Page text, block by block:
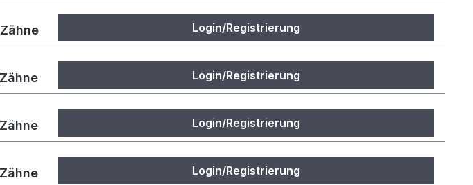
Login/Registrierung
Login/Registrierung
Login/Registrierung
Login/Registrierung